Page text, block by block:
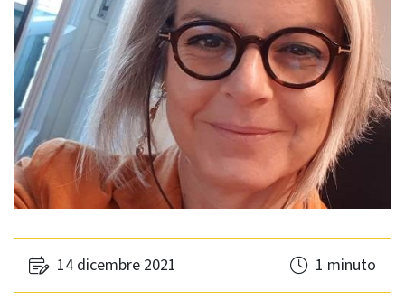
14 dicembre 2021 1 minuto